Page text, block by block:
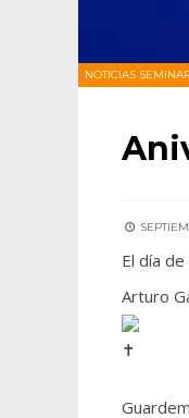
NOTICIAS
El día
Arturo